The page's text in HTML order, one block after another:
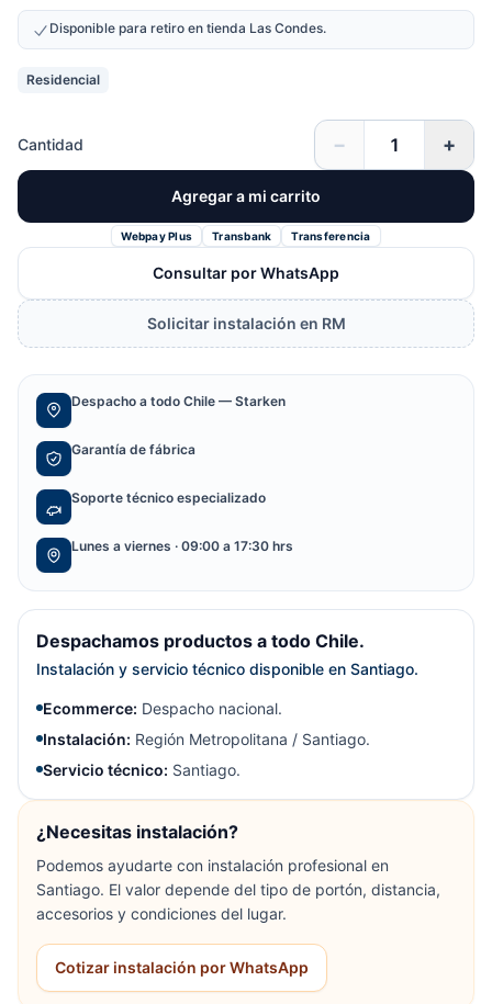
Disponible para retiro en tienda Las Condes.
Residencial
Cantidad − +
Agregar a mi carrito
Webpay Plus Transbank Transferencia
Consultar por WhatsApp
Solicitar instalación en RM
Despacho a todo Chile — Starken
Garantía de fábrica
Soporte técnico especializado
Lunes a viernes · 09:00 a 17:30 hrs
Despachamos productos a todo Chile.
Instalación y servicio técnico disponible en Santiago.
Ecommerce: Despacho nacional.
Instalación: Región Metropolitana / Santiago.
Servicio técnico: Santiago.
¿Necesitas instalación?
Podemos ayudarte con instalación profesional en
Santiago. El valor depende del tipo de portón, distancia,
accesorios y condiciones del lugar.
Cotizar instalación por WhatsApp